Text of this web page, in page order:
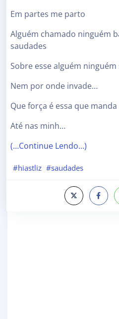
Em partes me parto
Alguém chamado ninguém
saudades
Sobre esse alguém
Nem por onde invade…
Que força é essa que manda
Até nas minh…
(…Continue Lendo…)
#hiastliz #saudades